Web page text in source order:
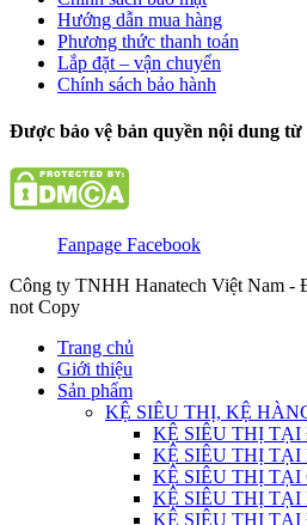
Hướng dẫn mua hàng
Phương thức thanh toán
Lắp đặt – vận chuyển
Chính sách bảo hành
Được bảo vệ bản quyền nội dung
Fanpage Facebook
Công ty TNHH Hanatech Việt Nam -
not Copy
Trang chủ
Giới thiệu
Sản phẩm
KỆ SIÊU THỊ, KỆ
KỆ SIÊU THỊ
KỆ SIÊU THỊ TẠI
KỆ SIÊU THỊ TẠI
KỆ SIÊU THỊ
KỆ SIÊU THỊ